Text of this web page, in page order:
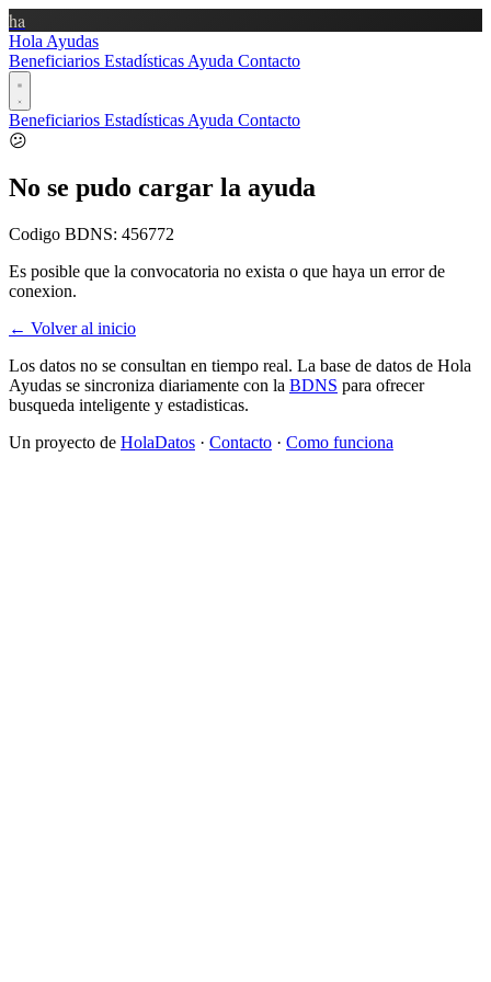
ha
Hola Ayudas
Beneficiarios Estadísticas Ayuda Contacto
Beneficiarios Estadísticas Ayuda Contacto
😕
No se pudo cargar la ayuda
Codigo BDNS: 456772
Es posible que la convocatoria no exista o que haya un error de
conexion.
← Volver al inicio
Los datos no se consultan en tiempo real. La base de datos de Hola
Ayudas se sincroniza diariamente con la BDNS para ofrecer
busqueda inteligente y estadisticas.
Un proyecto de HolaDatos · Contacto · Como funciona